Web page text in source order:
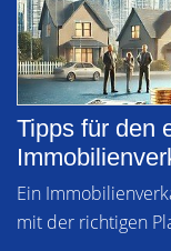
Tipps für den
Ein
mit der richtigen